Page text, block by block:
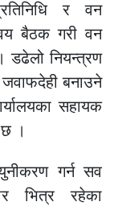
र वन
बैठक गरी वन
डढेलो नियन्त्रण
बनाउने
सहायक
।
गर्न सव
भित्र रहेका